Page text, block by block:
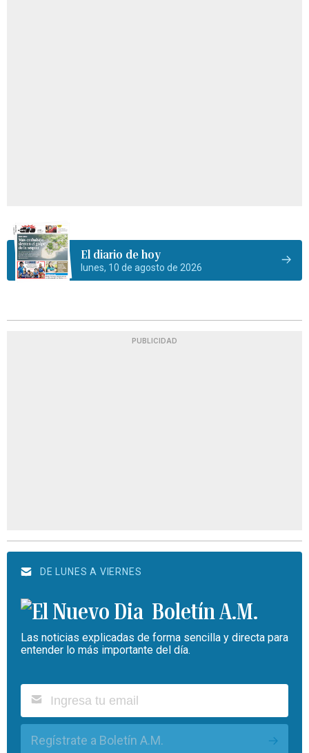
El diario de hoy
lunes, 10 de agosto de 2026
PUBLICIDAD
DE LUNES A VIERNES
Boletín A.M.
Las noticias explicadas de forma sencilla y directa para
entender lo más importante del día.
Regístrate a Boletín A.M.